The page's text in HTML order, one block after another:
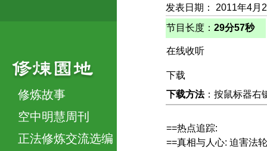
修炼故事
空中明慧周刊
正法修炼交流选编
发表日期： 2011年4月
节目长度： 29分57秒
在线收听
下载
下载方法：按鼠标器右
==热点追踪:
==真相与人心: 迫害法